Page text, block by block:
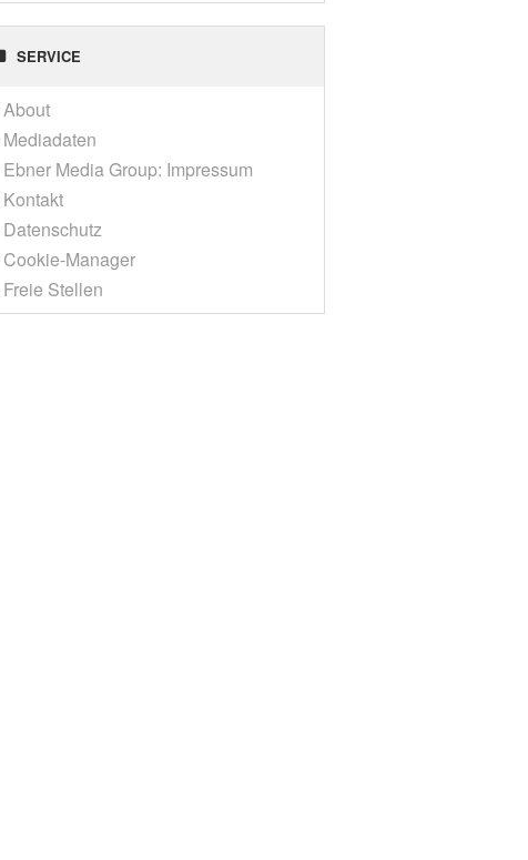
SERVICE
About
Mediadaten
Ebner Media Group: Impressum
Kontakt
Datenschutz
Cookie-Manager
Freie Stellen